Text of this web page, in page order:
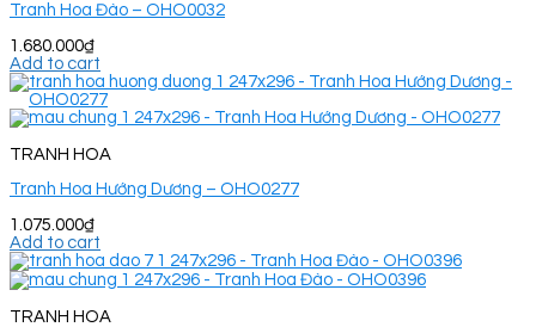
Tranh Hoa Đào – OHO0032
1.680.000₫
Add to cart
TRANH HOA
Tranh Hoa Hướng Dương – OHO0277
1.075.000₫
Add to cart
TRANH HOA